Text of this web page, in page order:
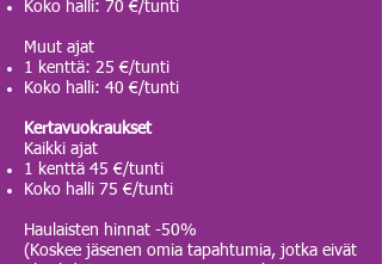
Koko halli: 70 €/tunti
Muut ajat
1 kenttä: 25 €/tunti
Koko halli: 40 €/tunti
​Kertavuokraukset
Kaikki ajat
1 kenttä 45 €/tunti
Koko halli 75 €/tunti
Haulaisten hinnat -50%
( Koskee jäsenen omia tapahtumia, jotka eivät